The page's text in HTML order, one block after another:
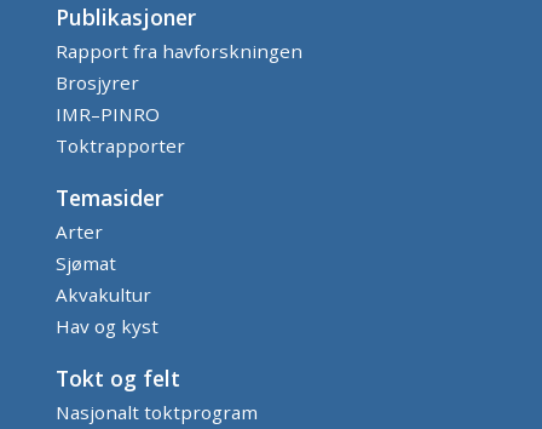
Publikasjoner
Rapport fra havforskningen
Brosjyrer
IMR–PINRO
Toktrapporter
Temasider
Arter
Sjømat
Akvakultur
Hav og kyst
Tokt og felt
Nasjonalt toktprogram